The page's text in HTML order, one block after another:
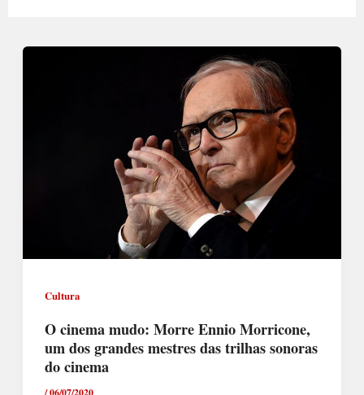
Cultura
O cinema mudo: Morre Ennio Morricone,
um dos grandes mestres das trilhas sonoras
do cinema
/06/07/2020